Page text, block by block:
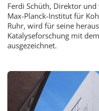
Ferdi Schüth, Direktor
Max-Planck-Institut für
Ruhr, wird für seine
Katalyseforschung mit
ausgezeichnet.